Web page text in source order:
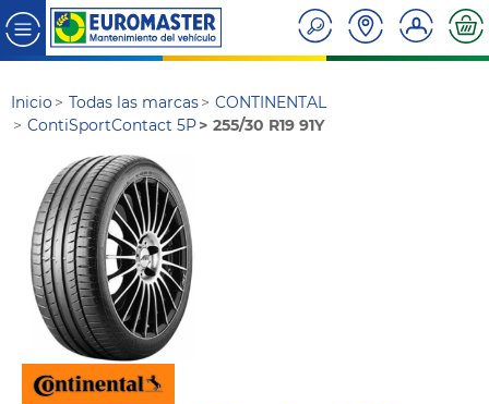
Inicio Todas las marcas
CONTINENTAL
ContiSportContact 5P
255/30 R19 91Y